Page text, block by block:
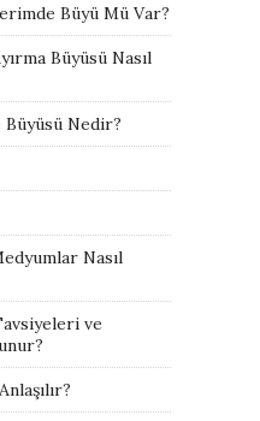
Büyü Mü Var?
Büyüsü Nasıl
Büyüsü Nedir?
Nasıl
ve